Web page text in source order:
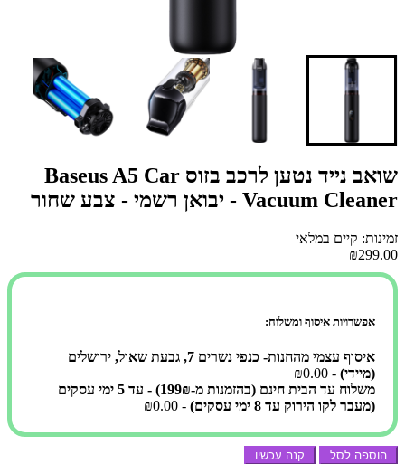
שואב נייד נטען לרכב בזוס Baseus A5 Car
Vacuum Cleaner - יבואן רשמי - צבע שחור
זמינות: קיים במלאי
₪299.00
אפשרויות איסוף ומשלוח:
איסוף עצמי מהחנות- כנפי נשרים 7, גבעת שאול, ירושלים
(מיידי) - ₪0.00
משלוח עד הבית חינם (בהזמנות מ-199₪) - עד 5 ימי עסקים
(מעבר לקו הירוק עד 8 ימי עסקים)
- ₪0.00
הוספה לסל קנה עכשיו